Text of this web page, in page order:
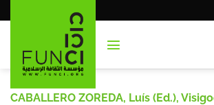
al
CABALLERO ZOREDA, Luís (Ed.),